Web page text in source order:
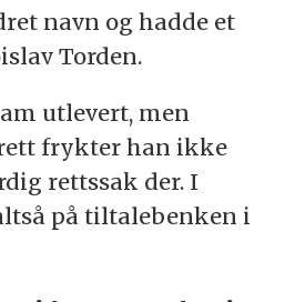
navn og hadde et
Torden.
utlevert, men
frykter han ikke
rettssak der. I
på tiltalebenken i